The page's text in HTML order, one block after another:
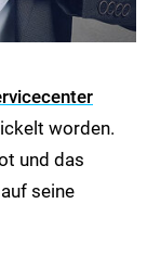
worden.
und das
seine